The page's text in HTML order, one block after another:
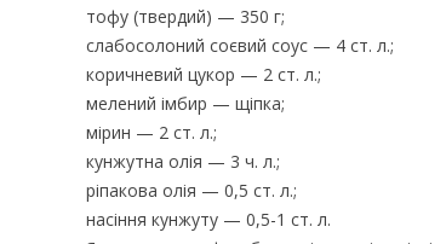
тофу (твердий) — 350 г;
слабосолоний соєвий соус — 4 ст. л.;
коричневий цукор — 2 ст. л.;
мелений імбир — щіпка;
мірин — 2 ст. л.;
кунжутна олія — 3 ч. л.;
ріпакова олія — 0,5 ст. л.;
насіння кунжуту — 0,5-1 ст. л.